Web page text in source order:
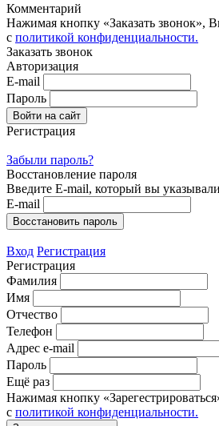
Комментарий
Нажимая кнопку «Заказать звонок»,
с политикой конфиденциальности.
Заказать звонок
Авторизация
E-mail
Пароль
Регистрация
Забыли пароль?
Восстановление пароля
Введите E-mail, который вы
E-mail
Вход Регистрация
Регистрация
Фамилия
Имя
Отчество
Телефон
Адрес e-mail
Пароль
Ещё раз
Нажимая кнопку
с политикой конфиденциальности.